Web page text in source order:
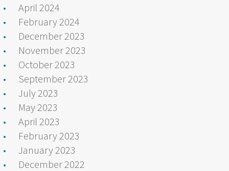
April 2024
February 2024
December 2023
November 2023
October 2023
September 2023
July 2023
May 2023
April 2023
February 2023
January 2023
December 2022